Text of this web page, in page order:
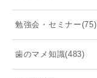
勉強会・セミナー(75)
歯のマメ知識(483)